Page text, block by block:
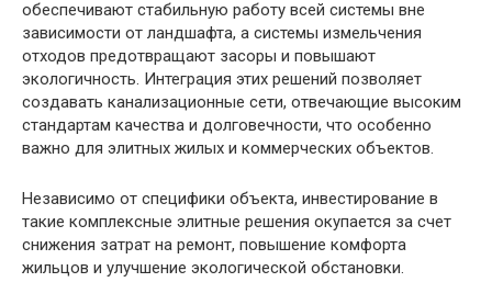
обеспечивают стабильную работу всей системы вне
зависимости от ландшафта, а системы измельчения
отходов предотвращают засоры и повышают
экологичность. Интеграция этих решений позволяет
создавать канализационные сети, отвечающие высоким
стандартам качества и долговечности, что особенно
важно для элитных жилых и коммерческих объектов.
Независимо от специфики объекта, инвестирование в
такие комплексные элитные решения окупается за счет
снижения затрат на ремонт, повышение комфорта
жильцов и улучшение экологической обстановки.